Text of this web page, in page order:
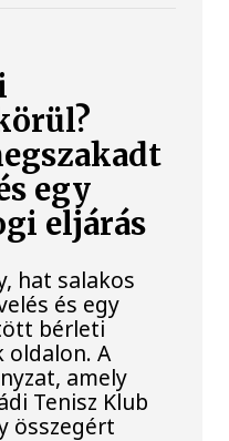
egy
eljárás
hat salakos
és egy
bérleti
oldalon. A
amely
Tenisz Klub
összegért